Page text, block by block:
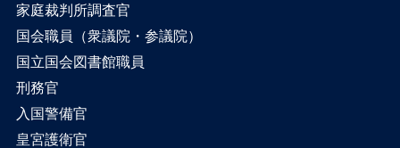
家庭裁判所調査官
国会職員（衆議院・参議院）
国立国会図書館職員
刑務官
入国警備官
皇宮護衛官